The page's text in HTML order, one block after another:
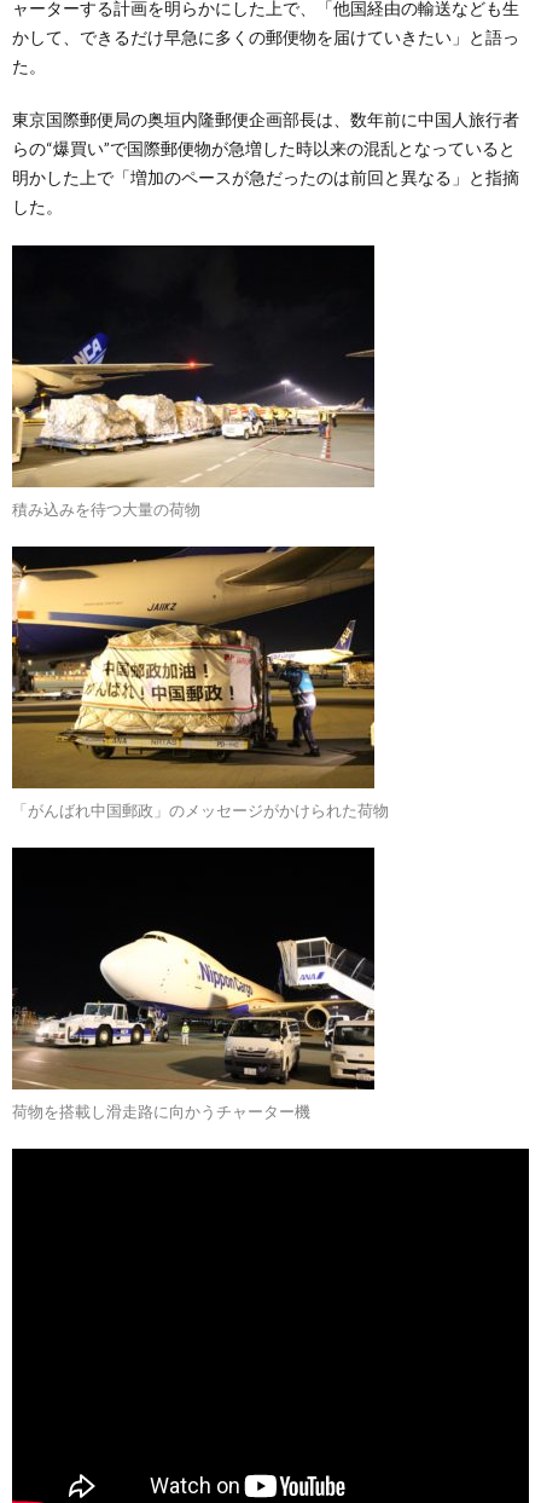
ャーターする計画を明らかにした上で、「他国経由の輸送なども生
かして、できるだけ早急に多くの郵便物を届けていきたい」と語っ
た。
東京国際郵便局の奥垣内隆郵便企画部長は、数年前に中国人旅行者
らの“爆買い”で国際郵便物が急増した時以来の混乱となっていると
明かした上で「増加のペースが急だったのは前回と異なる」と指摘
した。
積み込みを待つ大量の荷物
「がんばれ中国郵政」のメッセージがかけられた荷物
荷物を搭載し滑走路に向かうチャーター機